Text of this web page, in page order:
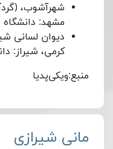
شهرآشوب،
مشهد: دانشگاه
دیوان لسانی
کرمی، شیراز:
منبع:ویکی‎‌پدیا
مانی شیرازی